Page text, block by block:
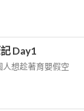
Day1
想趁著育嬰假空